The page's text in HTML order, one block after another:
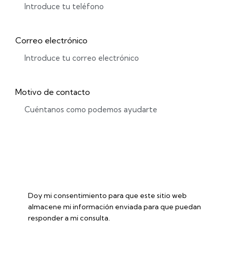
Correo electrónico
Motivo de contacto
Doy mi consentimiento para que este sitio web
almacene mi información enviada para que puedan
responder a mi consulta.